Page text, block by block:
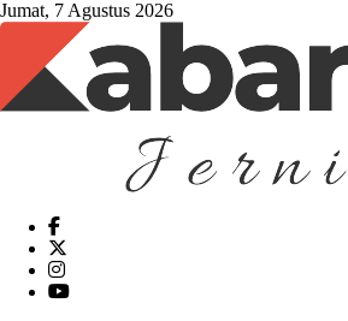
Jumat, 7 Agustus 2026